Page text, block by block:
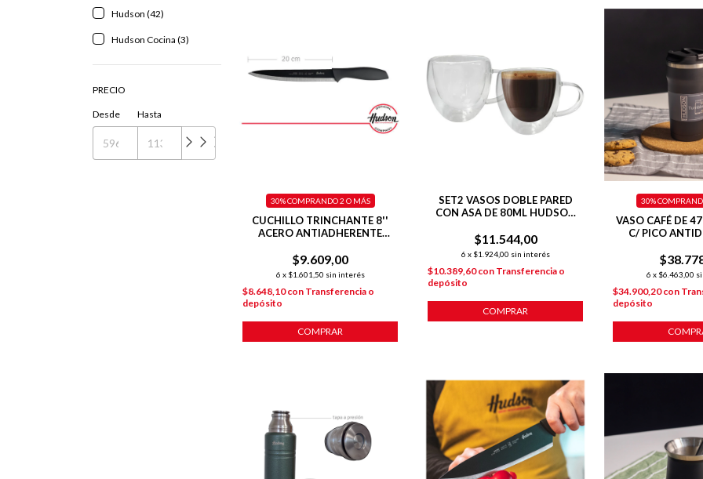
Hudson (42)
Hudson Cocina (3)
PRECIO
Desde Hasta
CUCHILLO TRINCHANTE 8''
ACERO ANTIADHERENTE
$9.609,00
6 x $1.601,50 sin interés
30%COMPRANDO 2 O MÁS
$8.648,10con Transferencia o
depósito
COMPRAR
SET2 VASOS DOBLE PARED
CON ASA DE 80ML HUDSON
$11.544,00
6 x $1.924,00 sin interés
$10.389,60con Transferencia o
depósito
COMPRAR
VASO CAFÉ DE
C/ PICO
6 x $6.463,00
30%
$34.900,20con
depósito